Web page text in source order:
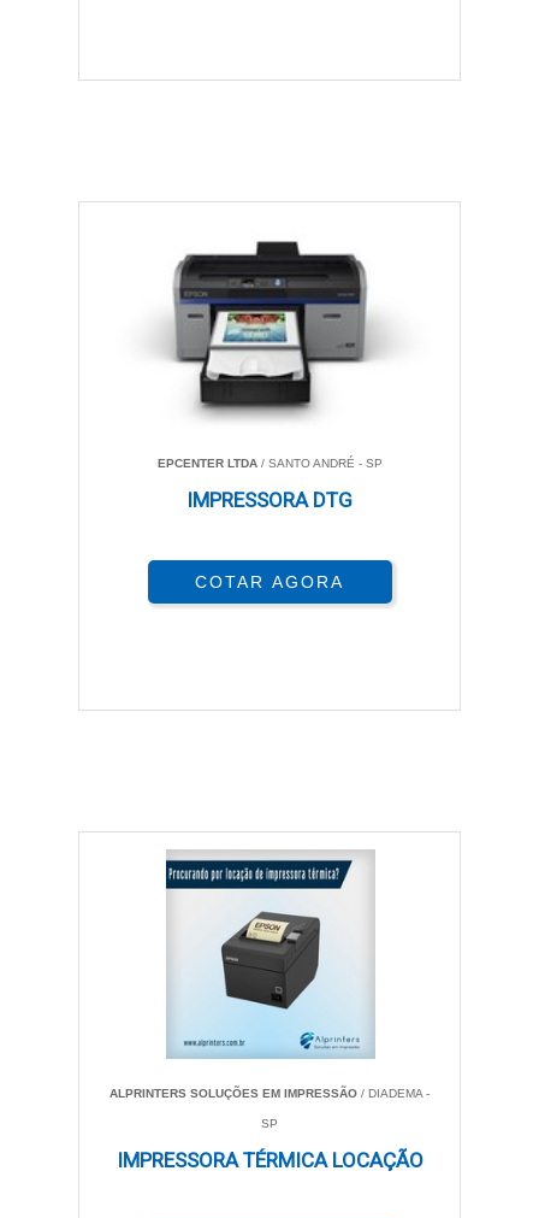
EPCENTER LTDA/ SANTO ANDRÉ - SP
IMPRESSORA DTG
COTAR AGORA
ALPRINTERS SOLUÇÕES EM IMPRESSÃO / DIADEMA -
SP
IMPRESSORA TÉRMICA LOCAÇÃO